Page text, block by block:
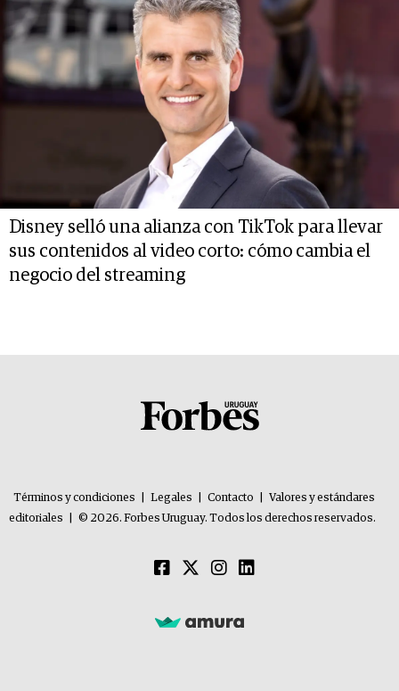
Disney selló una alianza con TikTok para llevar
sus contenidos al video corto: cómo cambia el
negocio del streaming
Términos y condiciones Legales Contacto
Valores y estándares
editoriales
© 2026. Forbes Uruguay. Todos los derechos reservados.